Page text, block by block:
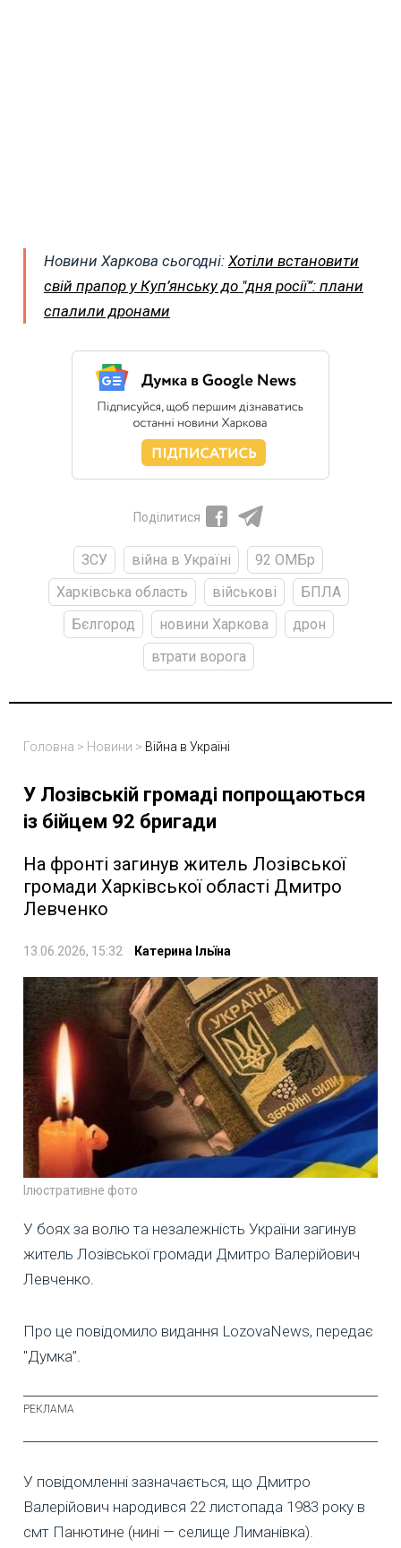
Новини Харкова сьогодні: Хотіли встановити
свій прапор у Куп’янську до "дня росії”: плани
спалили дронами
Поділитися
ЗСУ війна в Україні
92 ОМБр
Харківська область
військові
БПЛА
Бєлгород
новини Харкова
дрон
втрати ворога
Головна > Новини > Війна в Україні
У Лозівській громаді попрощаються
із бійцем 92 бригади
На фронті загинув житель Лозівської
громади Харківської області Дмитро
Левченко
13.06.2026, 15:32 Катерина Ільїна
Ілюстративне фото
У боях за волю та незалежність України загинув
житель Лозівської громади Дмитро Валерійович
Левченко.
Про це повідомило видання LozovaNews, передає
"Думка”.
У повідомленні зазначається, що Дмитро
Валерійович народився 22 листопада 1983 року в
смт Панютине (нині — селище Лиманівка).